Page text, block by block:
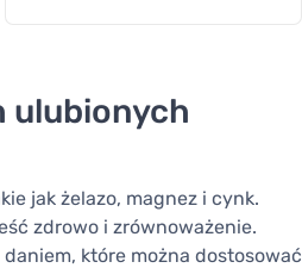
ulubionych
jak żelazo, magnez i cynk.
zdrowo i zrównoważenie.
które można dostosować